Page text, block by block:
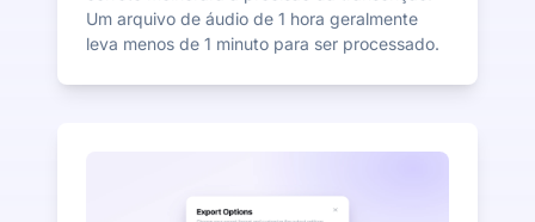
Um arquivo de áudio de 1 hora geralmente
leva menos de 1 minuto para ser processado.